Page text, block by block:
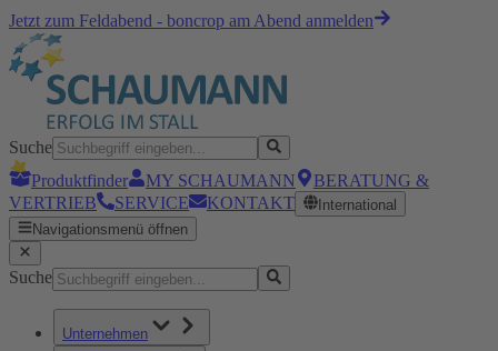
Jetzt zum Feldabend - boncrop am Abend anmelden
Suche
Produktfinder
MY SCHAUMANN
BERATUNG &
VERTRIEB
SERVICE KONTAKT
International
Navigationsmenü öffnen
Suche
Unternehmen